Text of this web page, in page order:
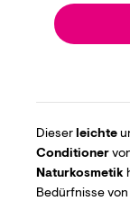
Dieser leichte
Conditioner
Naturkosmetik
Bedürfnisse